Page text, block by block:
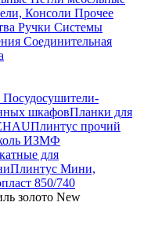
Консоли Прочее
Ручки Системы
Соединительная
Посудосушители-
шкафовПланки для
Плинтус прочий
ИЗМФ
для
Плинтус Мини,
850/740
золото New